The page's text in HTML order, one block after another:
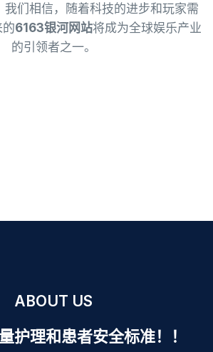
我们相信，随着科技的进步和玩家需
6163银河网站将成为全球娱乐产业
的引领者之一。
ABOUT US
护理和患者安全标准！！